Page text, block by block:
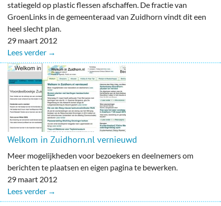
statiegeld op plastic flessen afschaffen. De fractie van
GroenLinks in de gemeenteraad van Zuidhorn vindt dit een
heel slecht plan.
29 maart 2012
Lees verder →
Welkom in Zuidhorn.nl vernieuwd
Meer mogelijkheden voor bezoekers en deelnemers om
berichten te plaatsen en eigen pagina te bewerken.
29 maart 2012
Lees verder →